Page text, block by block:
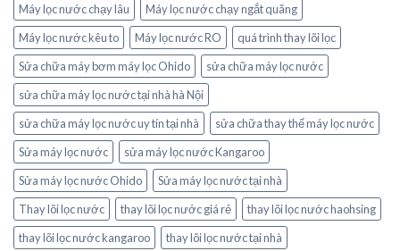
Máy lọc nước chạy lâu
Máy lọc nước chạy ngắt quãng
Máy lọc nước kêu to
Máy lọc nước RO
quá trình thay lõi lọc
Sửa chữa máy bơm máy lọc Ohido
sửa chữa máy lọc nước
sửa chữa máy lọc nước tại nhà hà Nội
sửa chữa máy lọc nước uy tín tại nhà
sửa chữa thay thế máy lọc nước
Sửa máy lọc nước
sửa máy lọc nước Kangaroo
Sửa máy lọc nước Ohido
Sửa máy lọc nước tại nhà
Thay lõi lọc nước
thay lõi lọc nước giá rẻ
thay lõi lọc nước haohsing
thay lõi lọc nước kangaroo
thay lõi lọc nước tại nhà